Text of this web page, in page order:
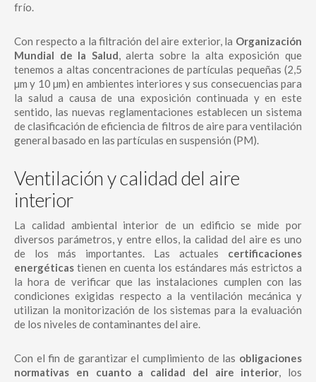
frío.
Con respecto a la filtración del aire exterior, la Organización
Mundial de la Salud, alerta sobre la alta exposición que
tenemos a altas concentraciones de partículas pequeñas (2,5
µm y 10 µm) en ambientes interiores y sus consecuencias para
la salud a causa de una exposición continuada y en este
sentido, las nuevas reglamentaciones establecen un sistema
de clasificación de eficiencia de filtros de aire para ventilación
general basado en las partículas en suspensión (PM).
Ventilación y calidad del aire
interior
La calidad ambiental interior de un edificio se mide por
diversos parámetros, y entre ellos, la calidad del aire es uno
de los más importantes. Las actuales certificaciones
energéticas tienen en cuenta los estándares más estrictos a
la hora de verificar que las instalaciones cumplen con las
condiciones exigidas respecto a la ventilación mecánica y
utilizan la monitorización de los sistemas para la evaluación
de los niveles de contaminantes del aire.
Con el fin de garantizar el cumplimiento de las obligaciones
normativas en cuanto a calidad del aire interior, los